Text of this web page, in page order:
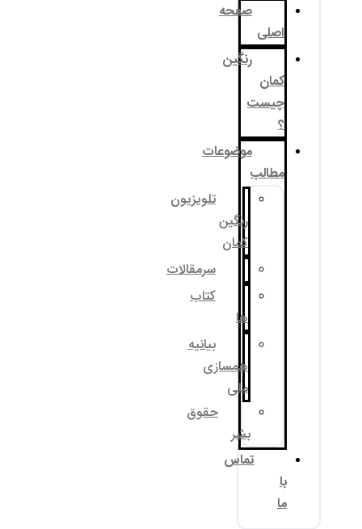
صفحه
اصلی
رنگین
کمان
چیست
؟
موضوعات
مطالب
تلویزیون
رنگین
کمان
سرمقالات
کتاب
ها
بیانیه
همسازی
ملی
حقوق
بشر
تماس
با
ما